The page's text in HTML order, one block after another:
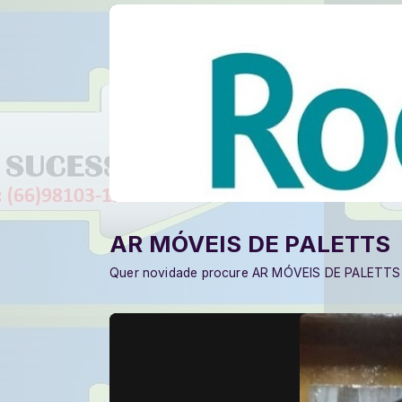
AR MÓVEIS DE PALETTS
Quer novidade procure AR MÓVEIS DE